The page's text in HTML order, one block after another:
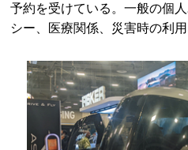
予約を受けている。一般の個
シー、医療関係、災害時の利